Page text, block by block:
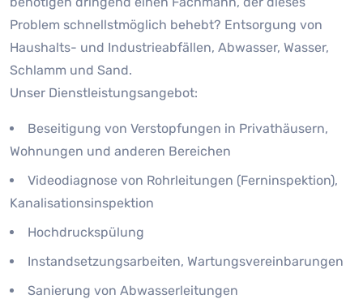
Problem schnellstmöglich behebt? Entsorgung von
Haushalts- und Industrieabfällen, Abwasser, Wasser,
Schlamm und Sand.
Unser Dienstleistungsangebot:
Beseitigung von Verstopfungen in Privathäusern,
Wohnungen und anderen Bereichen
Videodiagnose von Rohrleitungen (Ferninspektion),
Kanalisationsinspektion
Hochdruckspülung
Instandsetzungsarbeiten, Wartungsvereinbarungen
Sanierung von Abwasserleitungen